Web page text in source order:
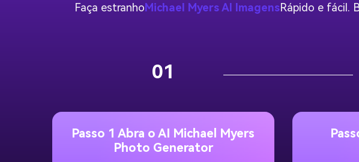
Faça estranhoMichael Myers AI ImagensRápido e fácil.
01
Passo 1 Abra o AI Michael Myers
Photo Generator